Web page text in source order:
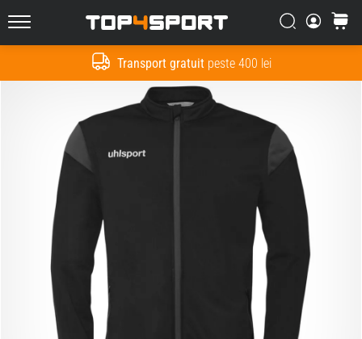
Transport gratuitpeste 400 lei
Top4Sport.ro Căutare
Cos